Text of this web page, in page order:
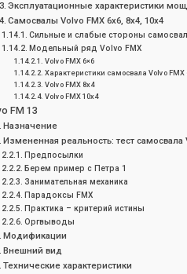
Эксплуатационные характеристики
Самосвалы Volvo FMX 6х6, 8х4, 10х4
Сильные и слабые стороны
Модельный ряд Volvo FMX
Volvo FMX 6×6
Характеристики самосвала Volvo FMX
Volvo FMX 8х4
Volvo FMX 10х4
FM 13
Назначение
Измененная реальность: тест самосвала
Предпосылки
Берем пример с Петра 1
Занимательная механика
Парадоксы FMX
Практика – критерий истины
Оргвыводы
Модификации
Внешний вид
Технические характеристики